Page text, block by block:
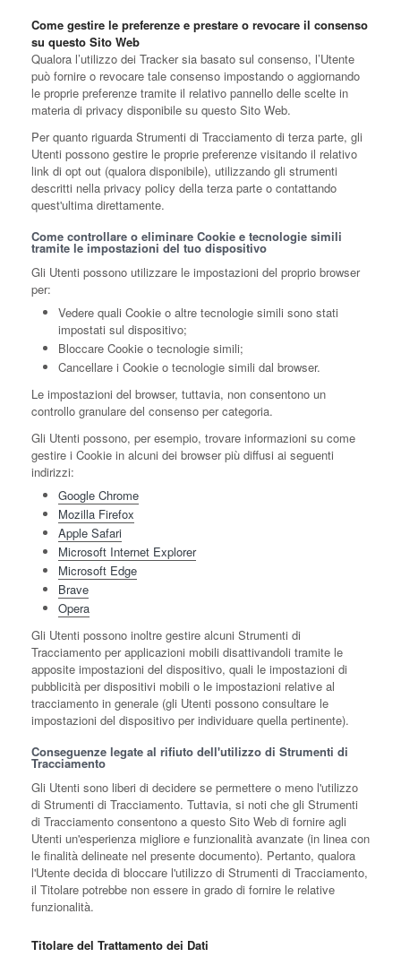
Come gestire le preferenze e prestare o revocare il consenso
su questo Sito Web
Qualora l’utilizzo dei Tracker sia basato sul consenso, l’Utente
può fornire o revocare tale consenso impostando o aggiornando
le proprie preferenze tramite il relativo pannello delle scelte in
materia di privacy disponibile su questo Sito Web.
Per quanto riguarda Strumenti di Tracciamento di terza parte, gli
Utenti possono gestire le proprie preferenze visitando il relativo
link di opt out (qualora disponibile), utilizzando gli strumenti
descritti nella privacy policy della terza parte o contattando
quest'ultima direttamente.
Come controllare o eliminare Cookie e tecnologie simili
tramite le impostazioni del tuo dispositivo
Gli Utenti possono utilizzare le impostazioni del proprio browser
per:
Vedere quali Cookie o altre tecnologie simili sono stati
impostati sul dispositivo;
Bloccare Cookie o tecnologie simili;
Cancellare i Cookie o tecnologie simili dal browser.
Le impostazioni del browser, tuttavia, non consentono un
controllo granulare del consenso per categoria.
Gli Utenti possono, per esempio, trovare informazioni su come
gestire i Cookie in alcuni dei browser più diffusi ai seguenti
indirizzi:
Google Chrome
Mozilla Firefox
Apple Safari
Microsoft Internet Explorer
Microsoft Edge
Brave
Opera
Gli Utenti possono inoltre gestire alcuni Strumenti di
Tracciamento per applicazioni mobili disattivandoli tramite le
apposite impostazioni del dispositivo, quali le impostazioni di
pubblicità per dispositivi mobili o le impostazioni relative al
tracciamento in generale (gli Utenti possono consultare le
impostazioni del dispositivo per individuare quella pertinente).
Conseguenze legate al rifiuto dell'utilizzo di Strumenti di
Tracciamento
Gli Utenti sono liberi di decidere se permettere o meno l'utilizzo
di Strumenti di Tracciamento. Tuttavia, si noti che gli Strumenti
di Tracciamento consentono a questo Sito Web di fornire agli
Utenti un'esperienza migliore e funzionalità avanzate (in linea con
le finalità delineate nel presente documento). Pertanto, qualora
l'Utente decida di bloccare l'utilizzo di Strumenti di Tracciamento,
il Titolare potrebbe non essere in grado di fornire le relative
funzionalità.
Titolare del Trattamento dei Dati